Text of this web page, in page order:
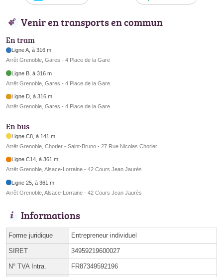
Venir en transports en commun
En tram
Ligne A, à 316 m
Arrêt Grenoble, Gares - 4 Place de la Gare
Ligne B, à 316 m
Arrêt Grenoble, Gares - 4 Place de la Gare
Ligne D, à 316 m
Arrêt Grenoble, Gares - 4 Place de la Gare
En bus
Ligne C8, à 141 m
Arrêt Grenoble, Chorier - Saint-Bruno - 27 Rue Nicolas Chorier
Ligne C14, à 361 m
Arrêt Grenoble, Alsace-Lorraine - 42 Cours Jean Jaurès
Ligne 25, à 361 m
Arrêt Grenoble, Alsace-Lorraine - 42 Cours Jean Jaurès
Informations
Forme juridique Entrepreneur individuel
SIRET 34959219600027
N° TVA Intra. FR87349592196